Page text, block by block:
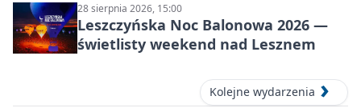
28 sierpnia 2026, 15:00
Leszczyńska Noc Balonowa 2026 —
świetlisty weekend nad Lesznem
Kolejne wydarzenia